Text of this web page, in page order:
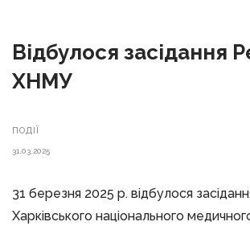
Відбулося засідання
ХНМУ
ПОДІЇ
31.03.2025
31 березня 2025 р. відбулося
Харківського національного